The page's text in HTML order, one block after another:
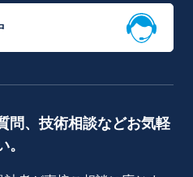
問、技術相談などお気軽